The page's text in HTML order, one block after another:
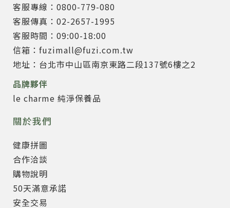
客服專線：0800-779-080
客服傳真：02-2657-1995
客服時間：09:00-18:00
信箱：fuzimall@fuzi.com.tw
地址：台北市中山區南京東路二段137號6樓之2
品牌夥伴
le charme 純淨保養品
關於我們
健康拼圖
合作洽談
購物說明
50天滿意承諾
安全交易